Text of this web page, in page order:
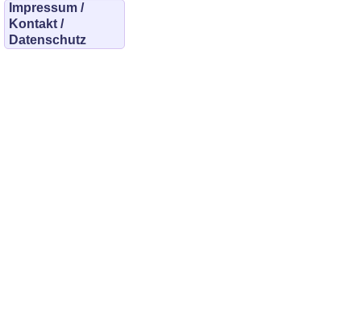
Impressum /
Kontakt /
Datenschutz